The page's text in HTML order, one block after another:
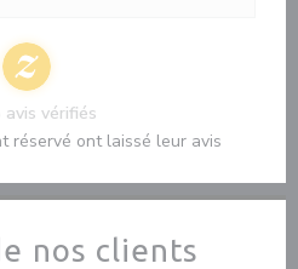
nos clients
avis vérifiés
réservé ont laissé leur avis